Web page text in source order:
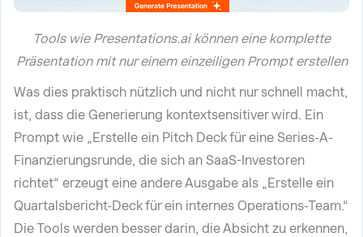
Tools wie Presentations.ai können eine komplette
Präsentation mit nur einem einzeiligen Prompt erstellen
Was dies praktisch nützlich und nicht nur schnell macht,
ist, dass die Generierung kontextsensitiver wird. Ein
Prompt wie „Erstelle ein Pitch Deck für eine Series-A-
Finanzierungsrunde, die sich an SaaS-Investoren
richtet“ erzeugt eine andere Ausgabe als „Erstelle ein
Quartalsbericht-Deck für ein internes Operations-Team.“
Die Tools werden besser darin, die Absicht zu erkennen,